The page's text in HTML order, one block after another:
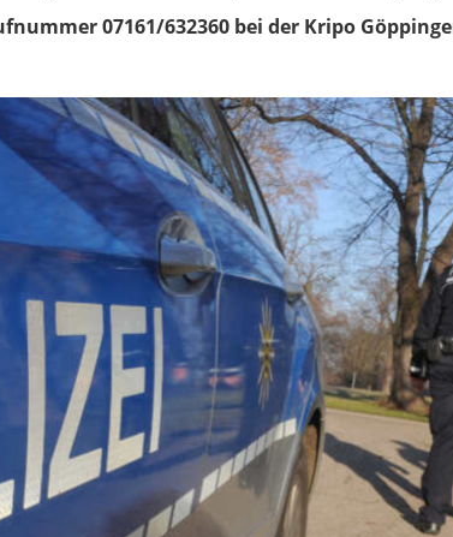
07161/632360 bei der Kripo